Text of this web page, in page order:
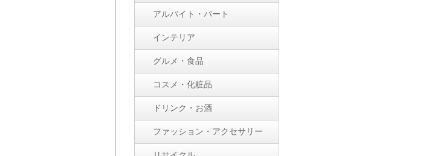
アルバイト・パート
インテリア
グルメ・食品
コスメ・化粧品
ドリンク・お酒
ファッション・アクセサリー